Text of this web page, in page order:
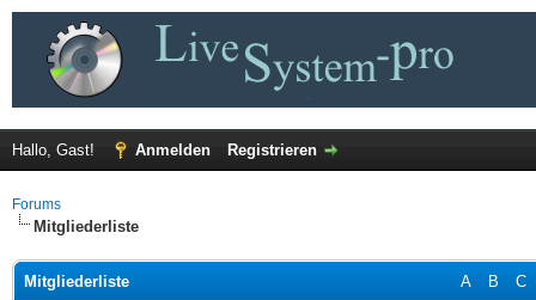
Hallo, Gast! Anmelden Registrieren
Forums
Mitgliederliste
A B C
Mitgliederliste